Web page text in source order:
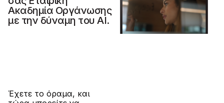
Ακαδημία Οργάνωσης
με την δύναμη του AI.
Έχετε το όραμα, και